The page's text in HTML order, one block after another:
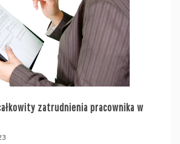
zatrudnienia pracownika w